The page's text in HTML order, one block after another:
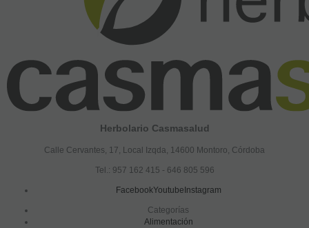
Herbolario Casmasalud
Calle Cervantes, 17, Local Izqda, 14600 Montoro, Córdoba
Tel.: 957 162 415 - 646 805 596
FacebookYoutube Instagram
Categorías
Alimentación